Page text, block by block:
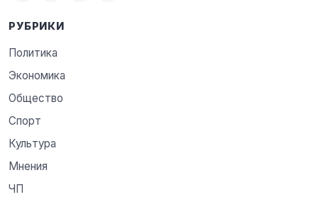
РУБРИКИ
Политика
Экономика
Общество
Спорт
Культура
Мнения
ЧП